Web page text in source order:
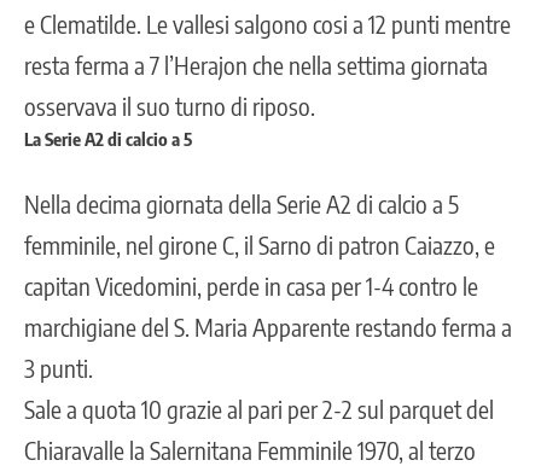
e Clematilde. Le vallesi salgono cosi a 12 punti mentre
resta ferma a 7 l’Herajon che nella settima giornata
osservava il suo turno di riposo.
La Serie A2 di calcio a 5
Nella decima giornata della Serie A2 di calcio a 5
femminile, nel girone C, il Sarno di patron Caiazzo, e
capitan Vicedomini, perde in casa per 1-4 contro le
marchigiane del S. Maria Apparente restando ferma a
3 punti.
Sale a quota 10 grazie al pari per 2-2 sul parquet del
Chiaravalle la Salernitana Femminile 1970, al terzo